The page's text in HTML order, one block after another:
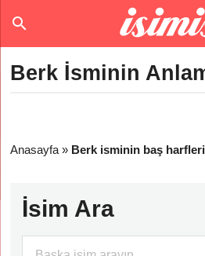
Berk İsminin
Anasayfa » Berk isminin baş
İsim Ara